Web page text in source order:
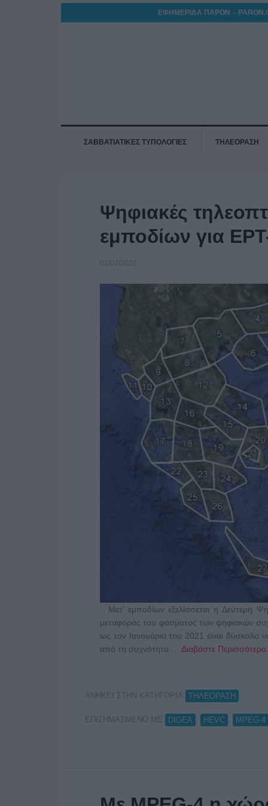
ΕΦΗΜΕΡΙΔΑ ΠΑΡΟΝ –
ΣΑΒΒΑΤΙΑΤΙΚΕΣ ΤΥΠΟΛΟΓΙΕΣ ΤΗΛΕΟΡΑΣΗ
Ψηφιακές
εμποδίων για
02/07/2020
Μετ’ εμποδίων εξελίσσεται η Δεύτερη
μεταφοράς του φάσματος των ψηφιακών
ως τον Ιανουάριο του 2021 είναι δύσκολο
από τη συχνότητα … Διαβάστε Περισσότερα...
ΑΝΗΚΕΙ ΣΤΗΝ ΚΑΤΗΓΟΡΙΑ: ΤΗΛΕΟΡΑΣΗ
ΕΠΙΣΗΜΑΣΜΕΝΟ ΜΕ: DIGEA HEVC MPEG-4